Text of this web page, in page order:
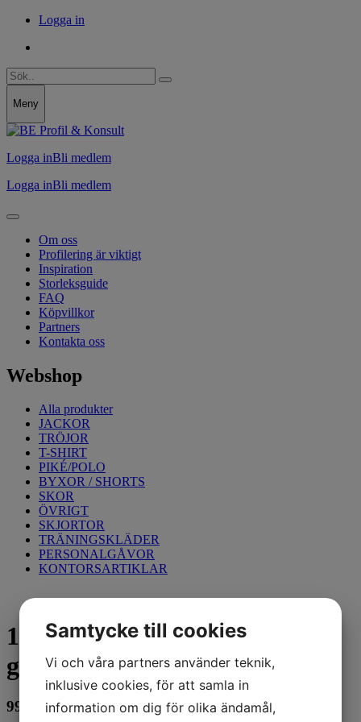
Logga in
Meny
Logga inBli medlem
Logga inBli medlem
Om oss
Profilering är viktigt
Inspiration
Storleksguide
FAQ
Köpvillkor
Partners
Kontakta oss
Webshop
Alla produkter
JACKOR
TRÖJOR
T-SHIRT
PIKÉ/POLO
BYXOR / SHORTS
SKOR
ÖVRIGT
SKJORTOR
TRÄNINGSKLÄDER
PERSONALGÅVOR
KONTORSARTIKLAR
1566 Regnjacka Varsel,
gul/marin, L
999 kr
Samtycke till cookies
Vi och våra partners använder teknik,
inklusive cookies, för att samla in
information om dig för olika ändamål,